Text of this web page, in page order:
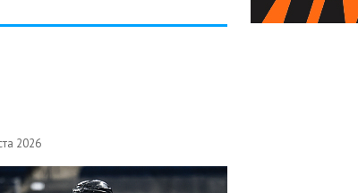
2026